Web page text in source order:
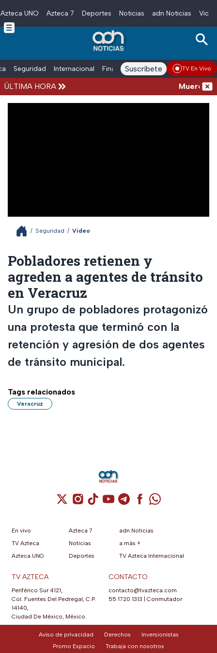
Skip to main content
Azteca UNO Azteca 7 Deportes Noticias adn Noticias
Seguridad Internacional Finanzas adn Noticias Radio
Suscríbete TV En Vivo
ÚLTIMA HORA Muere a
/ Seguridad / Video
Pobladores retienen y
agreden a agentes de tránsito
en Veracruz
Un grupo de pobladores protagonizó
una protesta que terminó con la
retención y agresión de dos agentes
de tránsito municipal.
Tags relacionados
Veracruz
Cuenta de X / Twitter (se abre en una
Cuenta de Instagram (se abre en una
Cuenta de TikTok (se abre en
Cuenta de YouTube (se abre
Cuenta de Telegram (se
Cuenta de
Cuenta de
En vivo
TV Azteca
Azteca UNO
Azteca 7
Noticias
Deportes
adn Noticias
a más +
TV Azteca Internacional
TV AZTECA
Periférico Sur 4121,
Col. Fuentes Del Pedregal, C.P.
14140,
Ciudad De México, México.
CONTACTO
contacto@tvazteca.com
55 1720 1313 | Conmutador
Aviso de privacidad Derechos
Inversionistas
Promo Espacio
Trabaja con nosotros